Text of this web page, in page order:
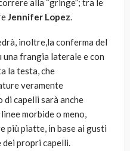
alla “gringe”; tra le
Jennifer Lopez.
inoltre,la conferma del
una frangia laterale e con
la testa, che
veramente
capelli sarà anche
morbide o meno,
più piatte, in base ai gusti
propri capelli.